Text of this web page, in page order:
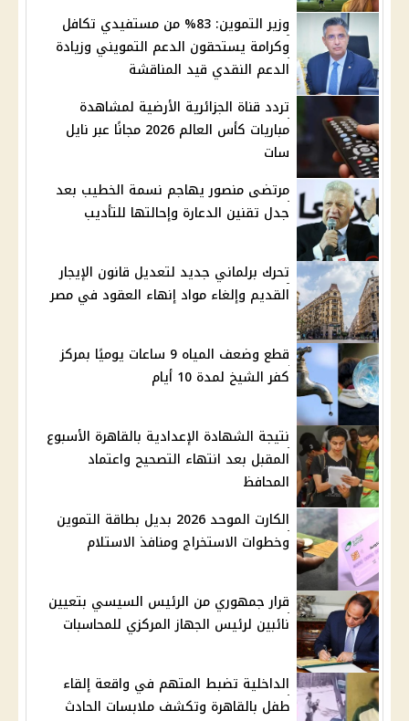
وزير التموين: 83% من مستفيدي تكافل
وكرامة يستحقون الدعم التمويني وزيادة
الدعم النقدي قيد المناقشة
تردد قناة الجزائرية الأرضية لمشاهدة
مباريات كأس العالم 2026 مجانًا عبر نايل
سات
مرتضى منصور يهاجم نسمة الخطيب بعد
جدل تقنين الدعارة وإحالتها للتأديب
تحرك برلماني جديد لتعديل قانون الإيجار
القديم وإلغاء مواد إنهاء العقود في مصر
قطع وضعف المياه 9 ساعات يوميًا بمركز
كفر الشيخ لمدة 10 أيام
نتيجة الشهادة الإعدادية بالقاهرة الأسبوع
المقبل بعد انتهاء التصحيح واعتماد
المحافظ
الكارت الموحد 2026 بديل بطاقة التموين
وخطوات الاستخراج ومنافذ الاستلام
قرار جمهوري من الرئيس السيسي بتعيين
نائبين لرئيس الجهاز المركزي للمحاسبات
الداخلية تضبط المتهم في واقعة إلقاء
طفل بالقاهرة وتكشف ملابسات الحادث